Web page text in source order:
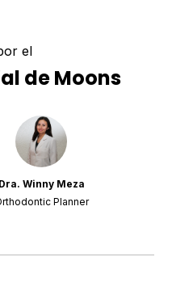
el
de Moons
Dra. Winny Meza
Planner